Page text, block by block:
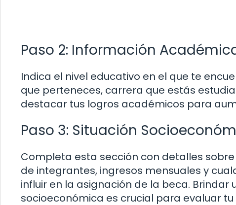
Paso 2: Información
Indica el nivel educativo en el que te
que perteneces, carrera que estás
destacar tus logros académicos para
Paso 3: Situación
Completa esta sección con detalles
de integrantes, ingresos mensuales y
influir en la asignación de la beca.
socioeconómica es crucial para evaluar